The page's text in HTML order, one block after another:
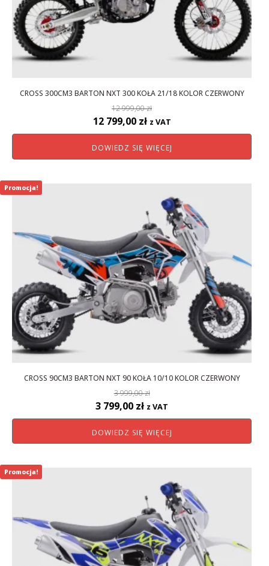
CROSS 300CM3 BARTON NXT 300 KOŁA 21/18 KOLOR CZERWONY
12 999,00zł
Pierwotna
cena
wynosiła:
12 799,00 złAktualna
cena
wynosi:
z VAT
DOWIEDZ SIĘ WIĘCEJ
CROSS 90CM3 BARTON NXT 90 KOŁA 10/10 KOLOR CZERWONY
3 999,00zł
Pierwotna
cena
wynosiła:
3 799,00 złAktualna
cena
wynosi:
z VAT
DOWIEDZ SIĘ WIĘCEJ
Promocja!
Promocja!